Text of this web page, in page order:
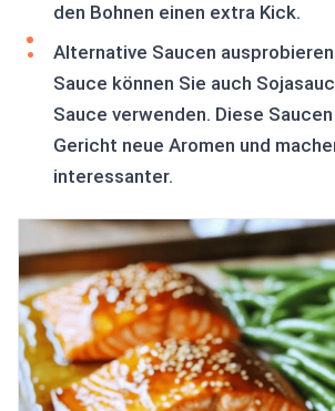
den Bohnen einen extra Kick.
Alternative Saucen
Sauce können Sie auch
Sauce verwenden. Diese
Gericht neue Aromen und
interessanter.